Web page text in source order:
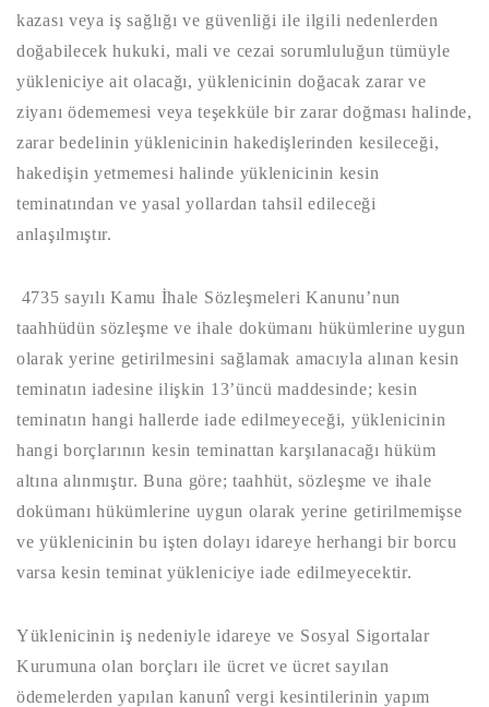
kazası veya iş sağlığı ve güvenliği ile ilgili nedenlerden
doğabilecek hukuki, mali ve cezai sorumluluğun tümüyle
yükleniciye ait olacağı, yüklenicinin doğacak zarar ve
ziyanı ödememesi veya teşekküle bir zarar doğması halinde,
zarar bedelinin yüklenicinin hakedişlerinden kesileceği,
hakedişin yetmemesi halinde yüklenicinin kesin
teminatından ve yasal yollardan tahsil edileceği
anlaşılmıştır.
4735 sayılı Kamu İhale Sözleşmeleri Kanunu’nun
taahhüdün sözleşme ve ihale dokümanı hükümlerine uygun
olarak yerine getirilmesini sağlamak amacıyla alınan kesin
teminatın iadesine ilişkin 13’üncü maddesinde; kesin
teminatın hangi hallerde iade edilmeyeceği, yüklenicinin
hangi borçlarının kesin teminattan karşılanacağı hüküm
altına alınmıştır. Buna göre; taahhüt, sözleşme ve ihale
dokümanı hükümlerine uygun olarak yerine getirilmemişse
ve yüklenicinin bu işten dolayı idareye herhangi bir borcu
varsa kesin teminat yükleniciye iade edilmeyecektir.
Yüklenicinin iş nedeniyle idareye ve Sosyal Sigortalar
Kurumuna olan borçları ile ücret ve ücret sayılan
ödemelerden yapılan kanunî vergi kesintilerinin yapım